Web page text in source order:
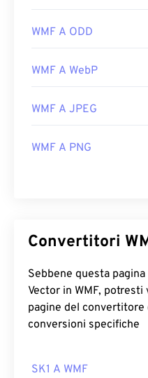
che possono aprire
Paint. Su macOS, una
Sviluppato da:
WMF A ODD
WMF A WebP
WMF A JPEG
WMF A PNG
Sebbene questa
Vector in WMF, potresti voler visitare le seguenti
pagine del
conversioni specifiche
SK1 A WMF